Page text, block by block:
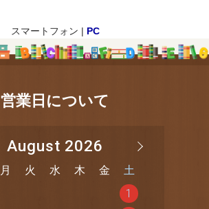
スマートフォン | PC
営業日について
August 2026
月 火 水 木 金
土
1